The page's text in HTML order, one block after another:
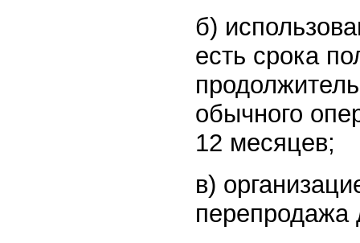
б)
есть срока
обычного
12 месяцев;
в)
перепродажа